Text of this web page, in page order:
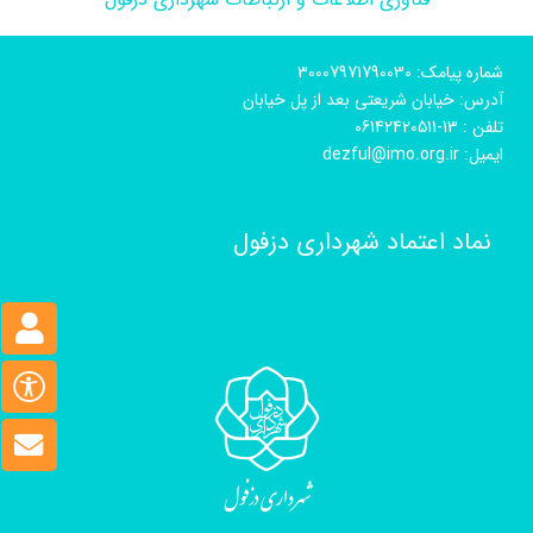
شماره پیامک: 30007971790030
آدرس: خیابان شریعتی بعد از پل خیابان
تلفن : 13-06142420511
ایمیل: dezful@imo.org.ir
نماد اعتماد شهرداری دزفول